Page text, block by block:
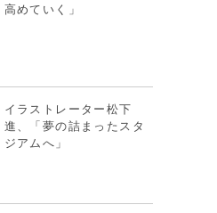
高めていく」
イラストレーター松下
進、「夢の詰まったスタ
ジアムへ」